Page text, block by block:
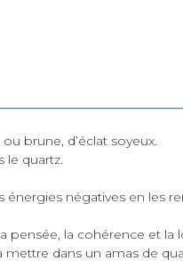
brune, d’éclat soyeux.
le quartz.
négatives en les
pensée, la cohérence et
mettre dans un amas de